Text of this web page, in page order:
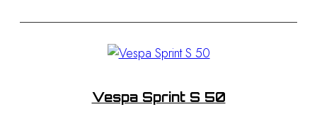
Vespa Sprint S 50